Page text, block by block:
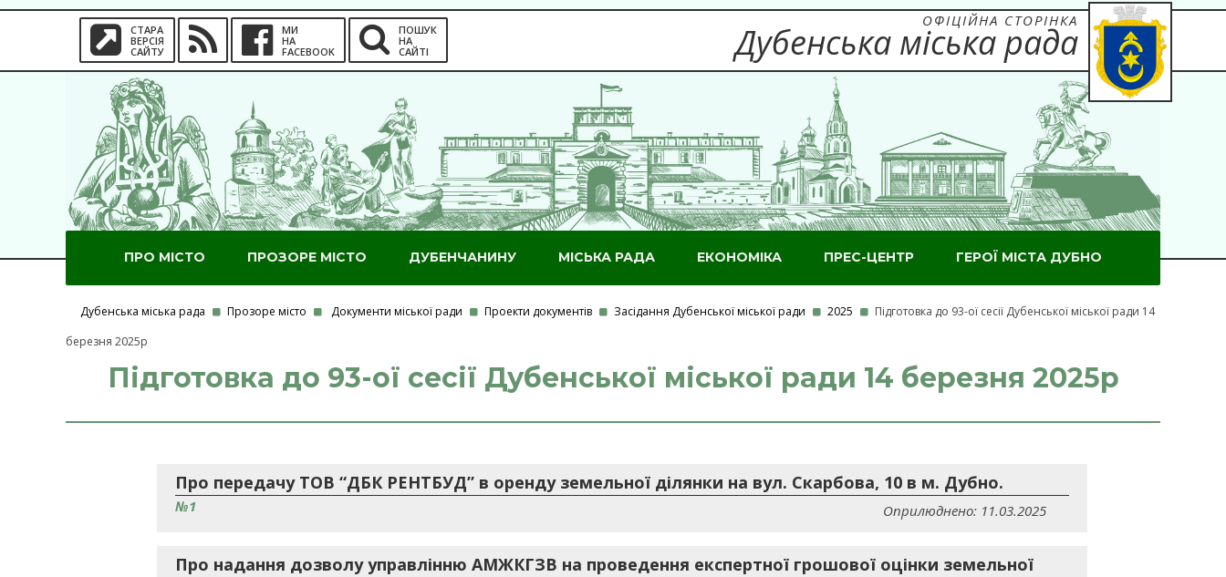
СТАРА
ВЕРСІЯ
САЙТУ
МИ
НА
FACEBOOK
ПОШУК
НА
САЙТІ
ОФІЦІЙНА СТОРІНКА
Дубенська міська рада
ПРО МІСТО ПРОЗОРЕ МІСТО ДУБЕНЧАНИНУ МІСЬКА РАДА ЕКОНОМІКА ПРЕС-ЦЕНТР ГЕРОЇ МІСТА ДУБНО
Дубенська міська рада Прозоре місто Документи міської ради Проекти документів Засідання Дубенської міської ради 2025
Підготовка до 93-ої сесії Дубенської міської ради 14
березня 2025р
Підготовка до 93-ої сесії Дубенської міської ради 14 березня 2025р
Про передачу ТОВ “ДБК РЕНТБУД” в оренду земельної ділянки на вул. Скарбова, 10 в м. Дубно.
№1 Оприлюднено: 11.03.2025
Про надання дозволу управлінню АМЖКГЗВ на проведення експертної грошової оцінки земельної